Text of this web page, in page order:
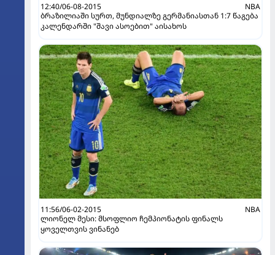
12:40/06-08-2015
NBA
ბრაზილიაში სურთ, მუნდიალზე გერმანიასთან 1:7 წაგება
კალენდარში "შავი ასოებით" აისახოს
11:56/06-02-2015
NBA
ლიონელ მესი: მსოფლიო ჩემპიონატის ფინალს
ყოველთვის ვინანებ